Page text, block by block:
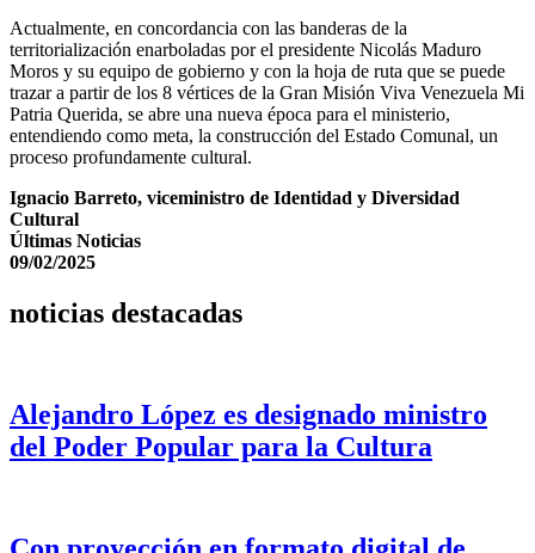
Actualmente, en concordancia con las banderas de la
territorialización enarboladas por el presidente Nicolás Maduro
Moros y su equipo de gobierno y con la hoja de ruta que se puede
trazar a partir de los 8 vértices de la Gran Misión Viva Venezuela Mi
Patria Querida, se abre una nueva época para el ministerio,
entendiendo como meta, la construcción del Estado Comunal, un
proceso profundamente cultural.
Ignacio Barreto, viceministro de Identidad y Diversidad
Cultural
Últimas Noticias
09/02/2025
noticias destacadas
Alejandro López es designado ministro
del Poder Popular para la Cultura